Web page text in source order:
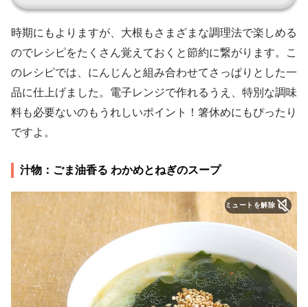
時期にもよりますが、大根もさまざまな調理法で楽しめる
のでレシピをたくさん覚えておくと節約に繋がります。こ
のレシピでは、にんじんと組み合わせてさっぱりとした一
品に仕上げました。電子レンジで作れるうえ、特別な調味
料も必要ないのもうれしいポイント！箸休めにもぴったり
ですよ。
汁物：ごま油香る わかめとねぎのスープ
ミュートを解除